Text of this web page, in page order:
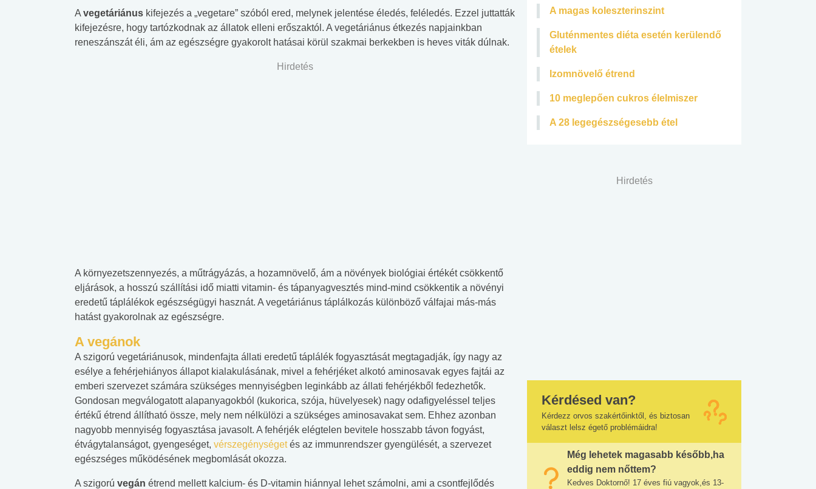
A vegetáriánus kifejezés a „vegetare” szóból ered, melynek jelentése éledés, feléledés. Ezzel juttatták
kifejezésre, hogy tartózkodnak az állatok elleni erőszaktól. A vegetáriánus étkezés napjainkban
reneszánszát éli, ám az egészségre gyakorolt hatásai körül szakmai berkekben is heves viták dúlnak.
Hirdetés
A környezetszennyezés, a műtrágyázás, a hozamnövelő, ám a növények biológiai értékét csökkentő
eljárások, a hosszú szállítási idő miatti vitamin- és tápanyagvesztés mind-mind csökkentik a növényi
eredetű táplálékok egészségügyi hasznát. A vegetáriánus táplálkozás különböző válfajai más-más
hatást gyakorolnak az egészségre.
A vegánok
A szigorú vegetáriánusok, mindenfajta állati eredetű táplálék fogyasztását megtagadják, így nagy az
esélye a fehérjehiányos állapot kialakulásának, mivel a fehérjéket alkotó aminosavak egyes fajtái az
emberi szervezet számára szükséges mennyiségben leginkább az állati fehérjékből fedezhetők.
Gondosan megválogatott alapanyagokból (kukorica, szója, hüvelyesek) nagy odafigyeléssel teljes
értékű étrend állítható össze, mely nem nélkülözi a szükséges aminosavakat sem. Ehhez azonban
nagyobb mennyiség fogyasztása javasolt. A fehérjék elégtelen bevitele hosszabb távon fogyást,
étvágytalanságot, gyengeséget, vérszegénységetés az immunrendszer gyengülését, a szervezet
egészséges működésének megbomlását okozza.
A szigorú vegán étrend mellett kalcium- és D-vitamin hiánnyal lehet számolni, ami a csontfejlődés
A magas koleszterinszint
Gluténmentes diéta esetén kerülendő
ételek
Izomnövelő étrend
10 meglepően cukros élelmiszer
A 28 legegészségesebb étel
Hirdetés
Kérdésed van?
Kérdezz orvos szakértőinktől, és biztosan
választ lelsz égető problémáidra!
Még lehetek magasabb később,ha
eddig nem nőttem?
Kedves Doktornő! 17 éves fiú vagyok,és 13-